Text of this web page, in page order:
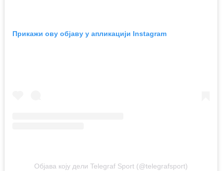
Прикажи ову објаву у апликацији Instagram
Објава коју дели Telegraf Sport (@telegrafsport)